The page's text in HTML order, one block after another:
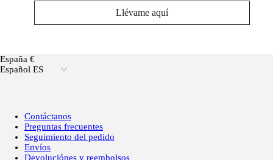
Llévame aquí
España €
Español ES
Contáctanos
Preguntas frecuentes
Seguimiento del pedido
Envíos
Devoluciónes y reembolsos